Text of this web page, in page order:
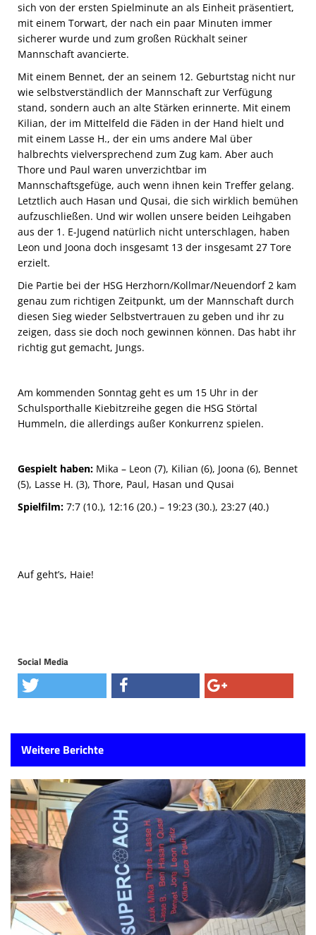
sich von der ersten Spielminute an als Einheit präsentiert,
mit einem Torwart, der nach ein paar Minuten immer
sicherer wurde und zum großen Rückhalt seiner
Mannschaft avancierte.
Mit einem Bennet, der an seinem 12. Geburtstag nicht nur
wie selbstverständlich der Mannschaft zur Verfügung
stand, sondern auch an alte Stärken erinnerte. Mit einem
Kilian, der im Mittelfeld die Fäden in der Hand hielt und
mit einem Lasse H., der ein ums andere Mal über
halbrechts vielversprechend zum Zug kam. Aber auch
Thore und Paul waren unverzichtbar im
Mannschaftsgefüge, auch wenn ihnen kein Treffer gelang.
Letztlich auch Hasan und Qusai, die sich wirklich bemühen
aufzuschließen. Und wir wollen unsere beiden Leihgaben
aus der 1. E-Jugend natürlich nicht unterschlagen, haben
Leon und Joona doch insgesamt 13 der insgesamt 27 Tore
erzielt.
Die Partie bei der HSG Herzhorn/Kollmar/Neuendorf 2 kam
genau zum richtigen Zeitpunkt, um der Mannschaft durch
diesen Sieg wieder Selbstvertrauen zu geben und ihr zu
zeigen, dass sie doch noch gewinnen können. Das habt ihr
richtig gut gemacht, Jungs.
Am kommenden Sonntag geht es um 15 Uhr in der
Schulsporthalle Kiebitzreihe gegen die HSG Störtal
Hummeln, die allerdings außer Konkurrenz spielen.
Gespielt haben: Mika – Leon (7), Kilian (6), Joona (6), Bennet
(5), Lasse H. (3), Thore, Paul, Hasan und Qusai
Spielfilm: 7:7 (10.), 12:16 (20.) – 19:23 (30.), 23:27 (40.)
Auf geht’s, Haie!
Social Media
Weitere Berichte